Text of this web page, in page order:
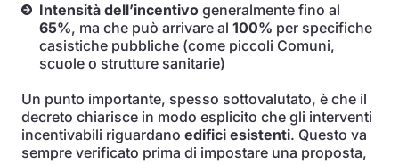
Intensità dell’incentivo generalmente fino al
65%, ma che può arrivare al 100% per specifiche
casistiche pubbliche (come piccoli Comuni,
scuole o strutture sanitarie)
Un punto importante, spesso sottovalutato, è che il
decreto chiarisce in modo esplicito che gli interventi
incentivabili riguardano edifici esistenti. Questo va
sempre verificato prima di impostare una proposta,